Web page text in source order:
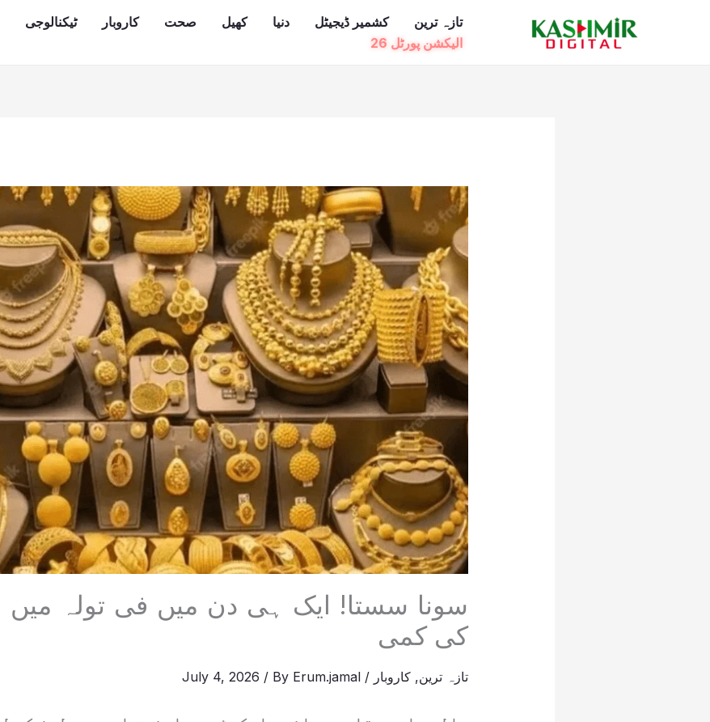
تازہ ترین کشمیر ڈیجیٹل دنیا کھیل صحت کاروبار ٹیکنالوجی
الیکشن پورٹل 26
سونا سستا! ایک ہی دن میں فی تولہ میں
کی کمی
تازہ ترین, کاروبار /
July 4, 2026 / By Erum.jamal